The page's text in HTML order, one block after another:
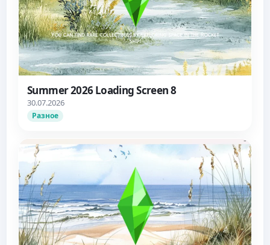
Summer 2026 Loading Screen 8
30.07.2026
Разное